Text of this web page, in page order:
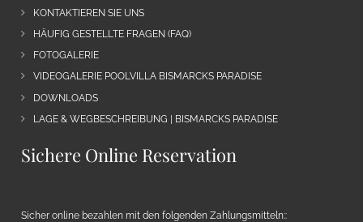
KONTAKTIEREN SIE UNS
HÄUFIG GESTELLTE FRAGEN (FAQ)
FOTOGALERIE
VIDEOGALERIE POOLVILLA BISMARCKS PARADISE
DOWNLOADS
LAGE & WEGBESCHREIBUNG | BISMARCKS PARADISE
Sichere Online Reservation
Sicher online bezahlen mit den folgenden Zahlungsmitteln::